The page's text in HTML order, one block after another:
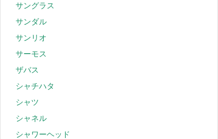
サングラス
サンダル
サンリオ
サーモス
ザバス
シャチハタ
シャツ
シャネル
シャワーヘッド